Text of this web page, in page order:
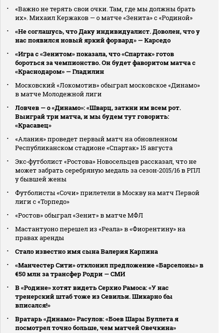
«Важно не терять свои очки. Там, где мы должны брать
их». Михаил Кержаков — о матче «Зенита» с «Родиной»
«Не соглашусь, что Даку индивидуалист. Доволен, что у
нас появился новый яркий форвард» — Карседо
«Игра с «Зенитом» показала, что «Спартак» готов
бороться за чемпионство. Он будет фаворитом матча с
«Краснодаром» — Гладилин
Московский «Локомотив» обыграл московское «Динамо»
в матче Молодежной лиги
Ловчев — о «Динамо»: «Шварц, заткни им всем рот.
Выиграй три матча, и мы будем тут говорить:
«Красавец»
«Алания» проведет первый матч на обновленном
Республиканском стадионе «Спартак» 15 августа
Экс‑футболист «Ростова» Новосельцев рассказал, что не
может забрать серебряную медаль за сезон‑2015/16 в РПЛ
у бывшей жены
Футболисты «Сочи» прилетели в Москву на матч Первой
лиги с «Торпедо»
«Ростов» обыграл «Зенит» в матче МФЛ
Мастантуоно перешел из «Реала» в «Фиорентину» на
правах аренды
Стало известно имя сына Валерия Карпина
«Манчестер Сити» отклонил предложение «Барселоны» в
€50 млн за трансфер Родри — СМИ
В «Родине» хотят видеть Серхио Рамоса: «У нас
тренерский штаб тоже из Севильи. Шикарно бы
вписался!»
Вратарь «Динамо» Расулов: «Боев Шары Буллета я
посмотрел точно больше, чем матчей Овечкина»